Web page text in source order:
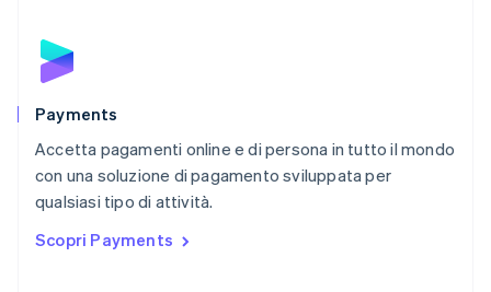
Payments
Accetta pagamenti online e di persona in tutto il mondo
con una soluzione di pagamento sviluppata per
qualsiasi tipo di attività.
Scopri Payments
Polonia
English
Português
English简体中文
Regno Unito
English
English